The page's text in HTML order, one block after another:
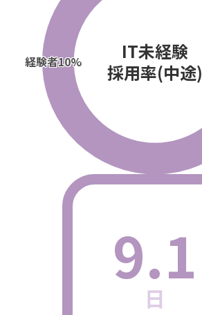
IT未経験
採用率(中途)
経験者10%
9.1
日